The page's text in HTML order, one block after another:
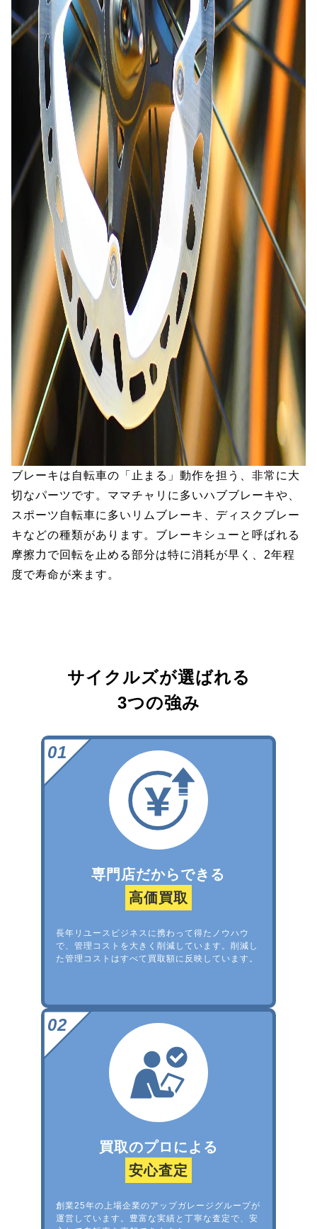
ブレーキは自転車の「止まる」動作を担う、非常に大
切なパーツです。ママチャリに多いハブブレーキや、
スポーツ自転車に多いリムブレーキ、ディスクブレー
キなどの種類があります。ブレーキシューと呼ばれる
摩擦力で回転を止める部分は特に消耗が早く、2年程
度で寿命が来ます。
サイクルズが選ばれる
3つの強み
専門店だからできる
高価買取
長年リユースビジネスに携わって得たノウハウ
で、管理コストを大きく削減しています。削減し
た管理コストはすべて買取額に反映しています。
買取のプロによる
安心査定
創業25年の上場企業のアップガレージグループが
運営しています。豊富な実績と丁寧な査定で、安